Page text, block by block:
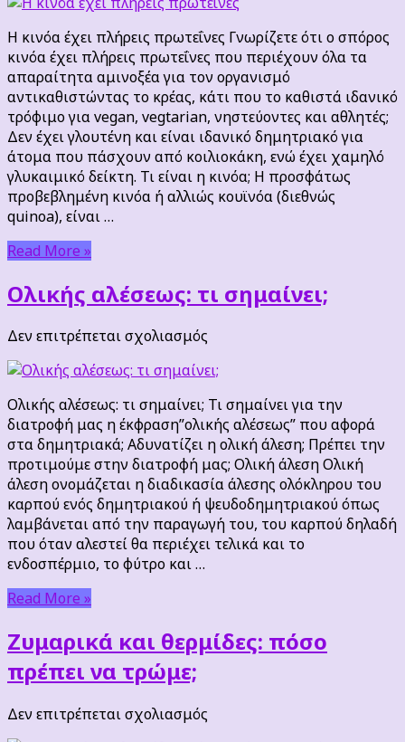
κινόα
έχει
πλήρεις
πρωτεΐνες
Η κινόα έχει πλήρεις πρωτεΐνες Γνωρίζετε ότι ο σπόρος
κινόα έχει πλήρεις πρωτεΐνες που περιέχουν όλα τα
απαραίτητα αμινοξέα για τον οργανισμό
αντικαθιστώντας το κρέας, κάτι που το καθιστά ιδανικό
τρόφιμο για vegan, vegtarian, νηστεύοντες και αθλητές;
Δεν έχει γλουτένη και είναι ιδανικό δημητριακό για
άτομα που πάσχουν από κοιλιοκάκη, ενώ έχει χαμηλό
γλυκαιμικό δείκτη. Τι είναι η κινόα; Η προσφάτως
προβεβλημένη κινόα ή αλλιώς κουϊνόα (διεθνώς
quinoa), είναι …
Read More »
Ολικής αλέσεως: τι σημαίνει;
Δεν επιτρέπεται σχολιασμός
αλέσεως:
τι
σημαίνει;
Ολικής αλέσεως: τι σημαίνει; Τι σημαίνει για την
διατροφή μας η έκφραση”ολικής αλέσεως” που αφορά
στα δημητριακά; Αδυνατίζει η ολική άλεση; Πρέπει την
προτιμούμε στην διατροφή μας; Ολική άλεση Ολική
άλεση ονομάζεται η διαδικασία άλεσης ολόκληρου του
καρπού ενός δημητριακού ή ψευδοδημητριακού όπως
λαμβάνεται από την παραγωγή του, του καρπού δηλαδή
που όταν αλεστεί θα περιέχει τελικά και το
ενδοσπέρμιο, το φύτρο και …
Read More »
Ζυμαρικά και θερμίδες: πόσο
πρέπει να τρώμε;
Δεν επιτρέπεται σχολιασμός